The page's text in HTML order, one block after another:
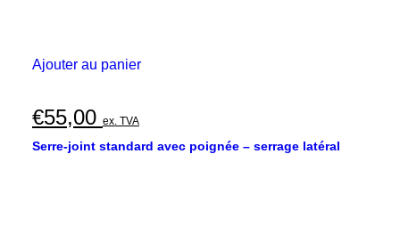
Ajouter au panier
€55,00 ex. TVA
Serre-joint standard avec poignée – serrage latéral